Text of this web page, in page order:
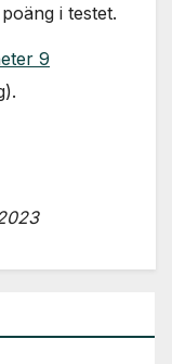
i testet.
9